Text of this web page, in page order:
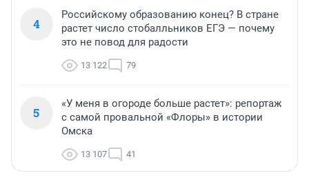
4
Российскому образованию конец? В стране
растет число стобалльников ЕГЭ — почему
это не повод для радости
13 122 79
5
«У меня в огороде больше растет»: репортаж
с самой провальной «Флоры» в истории
Омска
13 107 41